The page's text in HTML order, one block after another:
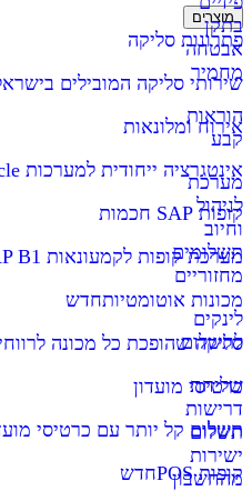
בתקן
אבטחה
מחמיר
הוראות
קבע
מערכת
לניהול
וחיוב
תשלומים
מחזוריים
לינקים
לתשלום
שליחת
דרישות
תשלום
ישירות
מהחשבון
מוצרים
פתרונות סליקה
שירותי סליקה המובילים
אירוח ומלונאות
אינטגרציה ייחודית למערכות Oracle
קופות SAP חכמות
מערכת קופות לקמעונאות SAP B1
מכונות אוטומטיותחדש
סליקה שהופכת כל מכונה
כרטיסי מועדון
תשלום קל יותר עם כרטיסי
קופות POS
חדש